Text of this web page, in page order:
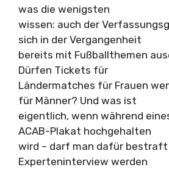
was die wenigsten
wissen: auch der
sich in der Vergangenheit
bereits mit Fußballthemen
Dürfen Tickets für
Ländermatches für Frauen
für Männer? Und was ist
eigentlich, wenn während
ACAB-Plakat hochgehalten
wird – darf man dafür bestraft
Experteninterview werden